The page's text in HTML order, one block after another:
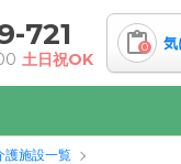
721
土日祝OK
0 気
護施設一覧